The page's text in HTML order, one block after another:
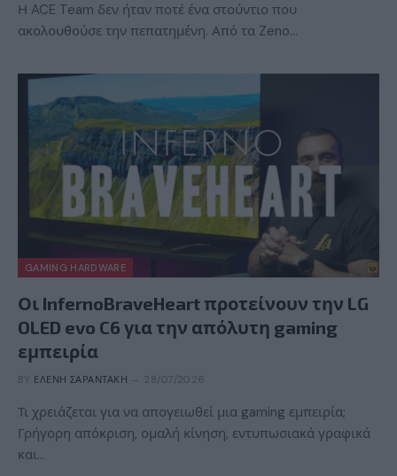
Η ACE Team δεν ήταν ποτέ ένα στούντιο που
ακολουθούσε την πεπατημένη. Από τα Zeno…
GAMING HARDWARE
Οι InfernoBraveHeart προτείνουν την LG
OLED evo C6 για την απόλυτη gaming
εμπειρία
BY ΕΛΈΝΗ ΣΑΡΑΝΤΆΚΗ 28/07/2026
Τι χρειάζεται για να απογειωθεί μια gaming εμπειρία;
Γρήγορη απόκριση, ομαλή κίνηση, εντυπωσιακά γραφικά
και…